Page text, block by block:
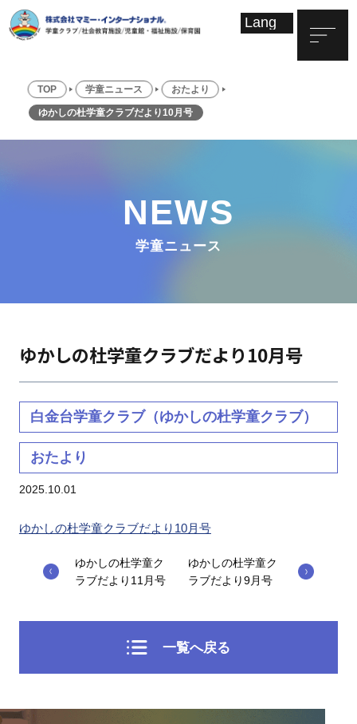
TOP 学童ニュース おたより
ゆかしの杜学童クラブだより10月号
NEWS
学童ニュース
ゆかしの杜学童クラブだより10月号
白金台学童クラブ（ゆかしの杜学童クラブ）
おたより
2025.10.01
ゆかしの杜学童クラブだより10月号
ゆかしの杜学童ク
ラブだより11月号
ゆかしの杜学童ク
ラブだより9月号
一覧へ戻る